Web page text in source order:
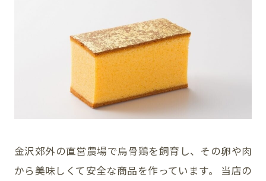
アクセス・パーキング
スタッフ募集
金沢郊外の直営農場で烏骨鶏を飼育し、その卵や肉
から美味しくて安全な商品を作っています。 当店の